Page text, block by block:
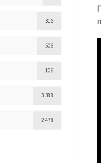
316
506
106
3 388
2 478